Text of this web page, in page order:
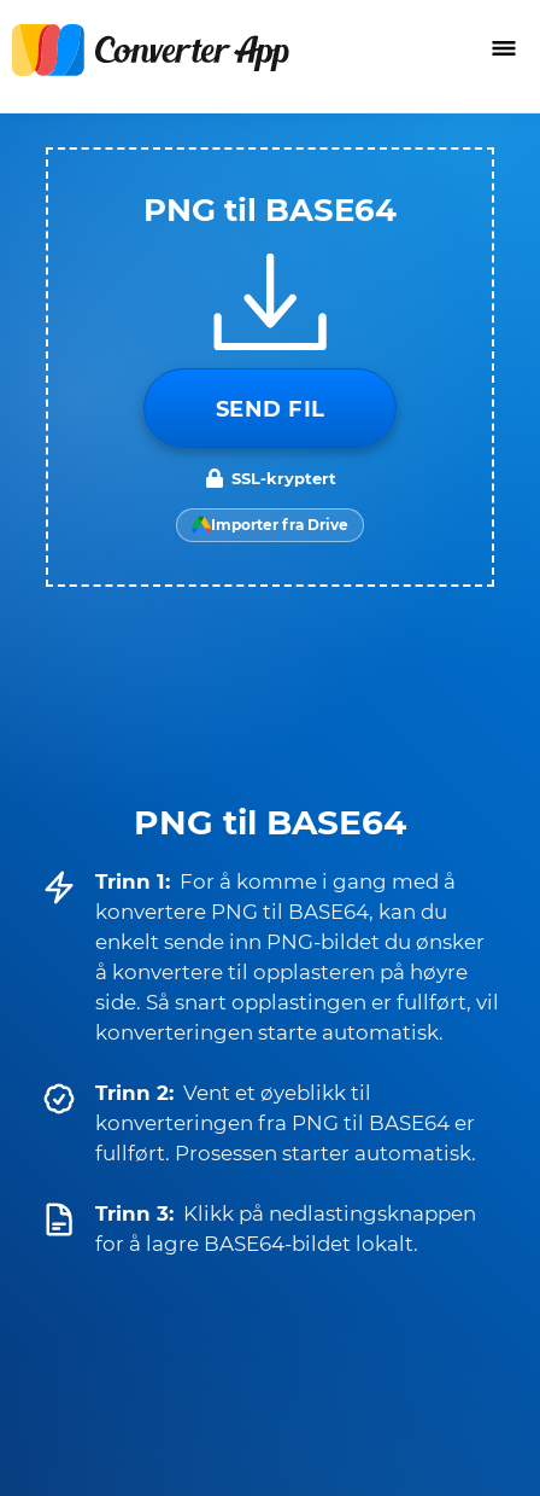
PNG til BASE64
Trinn 1: For å komme i gang med å
konvertere PNG til BASE64, kan du
enkelt sende inn PNG-bildet du ønsker
å konvertere til opplasteren på høyre
side. Så snart opplastingen er fullført, vil
konverteringen starte automatisk.
Trinn 2: Vent et øyeblikk til
konverteringen fra PNG til BASE64 er
fullført. Prosessen starter automatisk.
Trinn 3: Klikk på nedlastingsknappen
for å lagre BASE64-bildet lokalt.
PNG til BASE64
SEND FIL
SSL-kryptert
Importer fra Drive